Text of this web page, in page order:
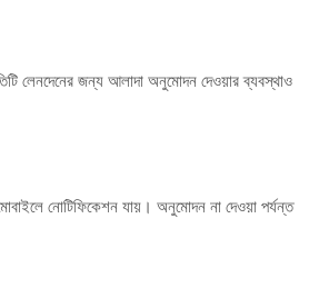
লেনদেনের জন্য আলাদা অনুমোদন দেওয়ার ব্যবস্থাও
নোটিফিকেশন যায়। অনুমোদন না দেওয়া পর্যন্ত